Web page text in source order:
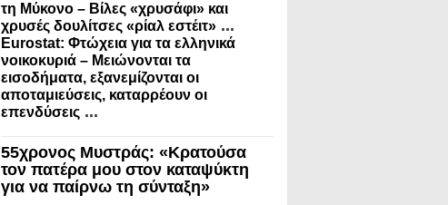
τη Μύκονο – Βίλες «χρυσάφι» και
χρυσές δουλίτσες «ρίαλ εστέιτ» ...
Eurostat: Φτώχεια για τα ελληνικά
νοικοκυριά – Μειώνονται τα
εισοδήματα, εξανεμίζονται οι
αποταμιεύσεις, καταρρέουν οι
επενδύσεις ...
55χρονος Μυστράς: «Κρατούσα
τον πατέρα μου στον καταψύκτη
για να παίρνω τη σύνταξη»